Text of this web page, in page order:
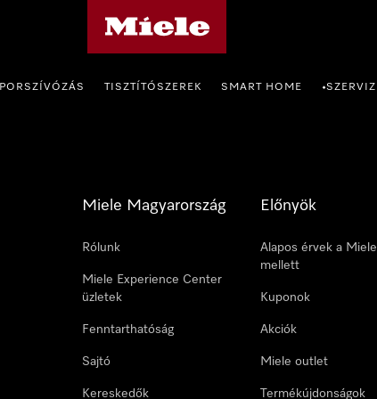
PORSZÍVÓZÁS TISZTÍTÓSZEREK SMART HOME •SZERVIZ
Miele Magyarország
Rólunk
Miele Experience Center
üzletek
Fenntarthatóság
Sajtó
Kereskedők
Előnyök
Alapos érvek a Miele
mellett
Kuponok
Akciók
Miele outlet
Termékújdonságok